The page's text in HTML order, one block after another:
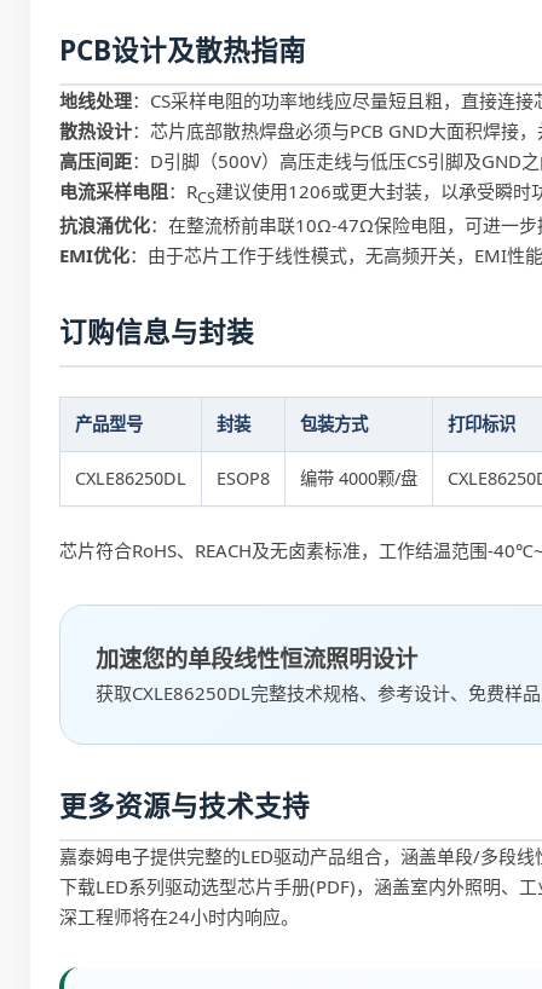
PCB设计及散热指南
地线处理：CS采样电阻的功率地线应尽量短且粗，直接连
散热设计：芯片底部散热焊盘必须与PCB GND大面积焊接
高压间距：D引脚（500V）高压走线与低压CS引脚及GND
电流采样电阻：RCS建议使用1206或更大封装，以承受瞬时
抗浪涌优化：在整流桥前串联10Ω-47Ω保险电阻，可进一
EMI优化：由于芯片工作于线性模式，无高频开关，EMI性
订购信息与封装
产品型号 封装 包装方式 打印标识
CXLE86250DL ESOP8 编带 4000颗/盘
芯片符合RoHS、REACH及无卤素标准，工作结温范围-
加速您的单段线性恒流照明设计
获取CXLE86250DL完整技术规格、参考设计、免费样
更多资源与技术支持
嘉泰姆电子提供完整的LED驱动产品组合，涵盖单段/多段
下载LED系列驱动选型芯片手册(PDF)，涵盖室内外照明、
深工程师将在24小时内响应。